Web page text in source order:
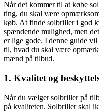
Når det kommer til at købe
ting, du skal være
køb. At finde solbriller i god
spændende mulighed, men
er lige gode. I denne guide
til, hvad du skal være
mænd på tilbud.
1. Kvalitet og
Når du vælger solbriller på
på kvaliteten. Solbriller skal